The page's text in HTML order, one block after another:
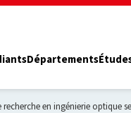
Départements
recherche en ingénierie optique